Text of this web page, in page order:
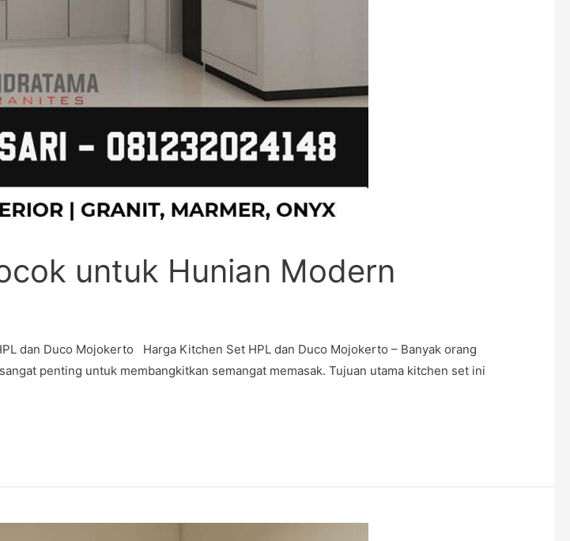
untuk Hunian Modern
dan Duco Mojokerto Harga Kitchen Set HPL dan Duco Mojokerto – Banyak orang
penting untuk membangkitkan semangat memasak. Tujuan utama kitchen set ini